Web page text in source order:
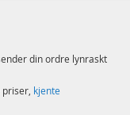
din ordre lynraskt
priser, kjente